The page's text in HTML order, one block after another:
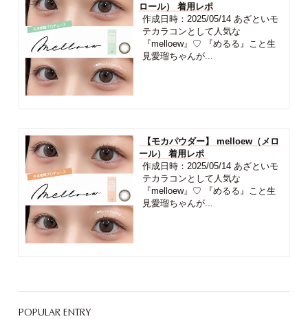
ロール） 着用レポ
作成日時：2025/05/14 あざといモ
テカラコンとして人気な
『melloew』♡ 『めるる』こと生
見愛瑠ちゃんが...
【モカパウダー】 melloew（メロ
ール） 着用レポ
作成日時：2025/05/14 あざといモ
テカラコンとして人気な
『melloew』♡ 『めるる』こと生
見愛瑠ちゃんが...
POPULAR ENTRY